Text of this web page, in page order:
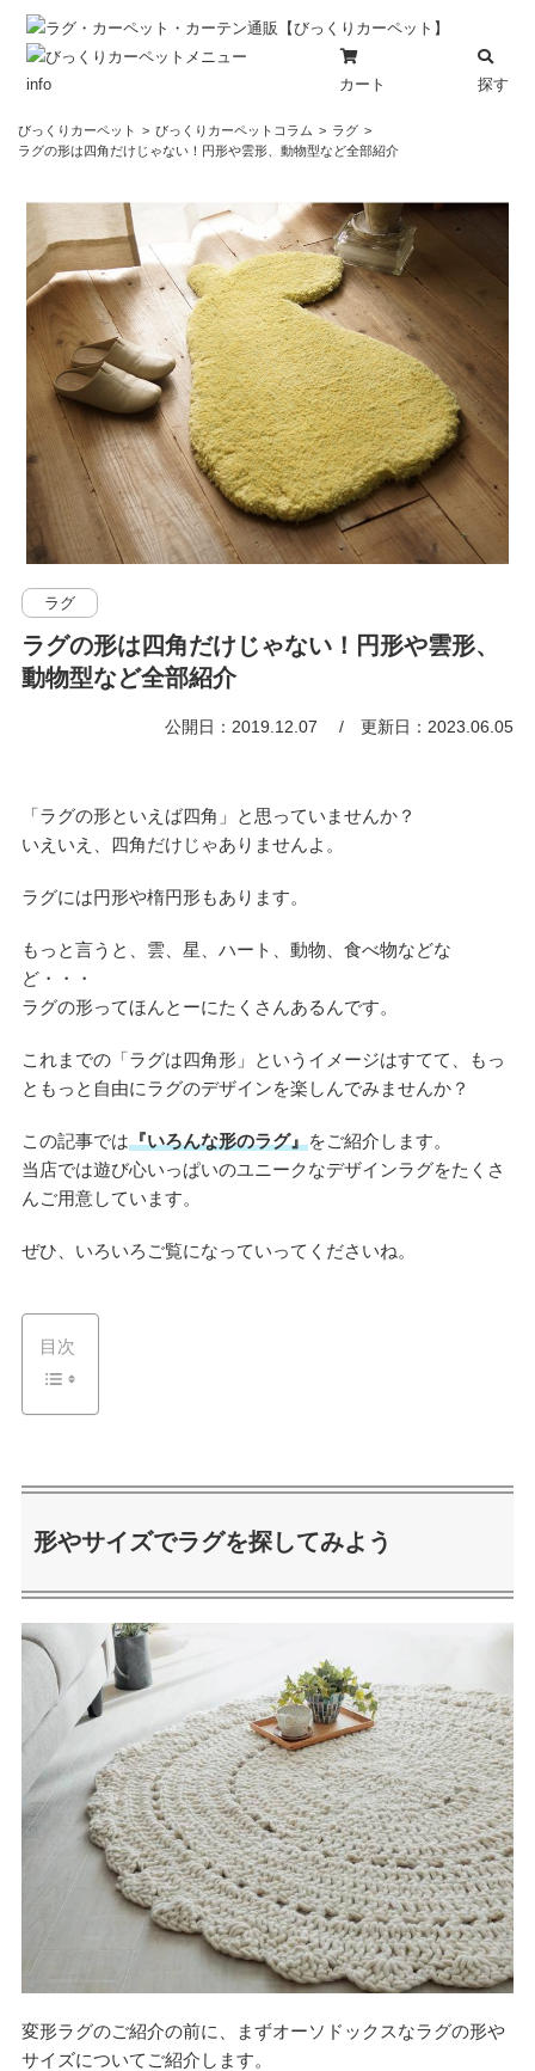
info カート 探す
びっくりカーペット びっくりカーペットコラム
ラグ
ラグの形は四角だけじゃない！円形や雲形、動物型など全部紹介
ラグ
ラグの形は四角だけじゃない！円形や雲形、
動物型など全部紹介
公開日：2019.12.07 更新日：2023.06.05
「ラグの形といえば四角」と思っていませんか？
いえいえ、四角だけじゃありませんよ。
ラグには円形や楕円形もあります。
もっと言うと、雲、星、ハート、動物、食べ物などな
ど・・・
ラグの形ってほんとーにたくさんあるんです。
これまでの「ラグは四角形」というイメージはすてて、もっ
ともっと自由にラグのデザインを楽しんでみませんか？
この記事では『いろんな形のラグ』をご紹介します。
当店では遊び心いっぱいのユニークなデザインラグをたくさ
んご用意しています。
ぜひ、いろいろご覧になっていってくださいね。
目次
形やサイズでラグを探してみよう
変形ラグのご紹介の前に、まずオーソドックスなラグの形や
サイズについてご紹介します。